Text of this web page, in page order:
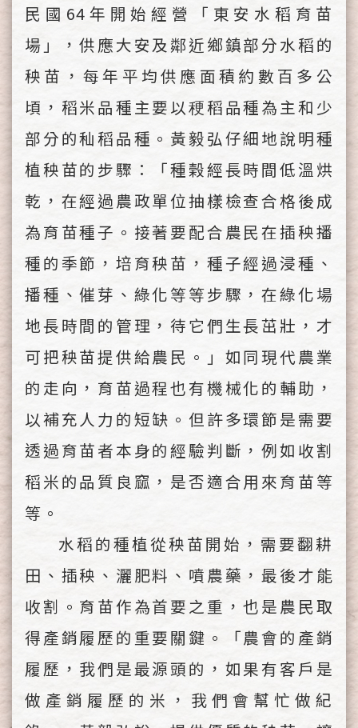
民國64年開始經營「東安水稻育苗
場」，供應大安及鄰近鄉鎮部分水稻的
秧苗，每年平均供應面積約數百多公
頃，稻米品種主要以稉稻品種為主和少
部分的秈稻品種。黃毅弘仔細地說明種
植秧苗的步驟：「種榖經長時間低溫烘
乾，在經過農政單位抽樣檢查合格後成
為育苗種子。接著要配合農民在插秧播
種的季節，培育秧苗，種子經過浸種、
播種、催芽、綠化等等步驟，在綠化場
地長時間的管理，待它們生長茁壯，才
可把秧苗提供給農民。」如同現代農業
的走向，育苗過程也有機械化的輔助，
以補充人力的短缺。但許多環節是需要
透過育苗者本身的經驗判斷，例如收割
稻米的品質良窳，是否適合用來育苗等
等。
水稻的種植從秧苗開始，需要翻耕
田、插秧、灑肥料、噴農藥，最後才能
收割。育苗作為首要之重，也是農民取
得產銷履歷的重要關鍵。「農會的產銷
履歷，我們是最源頭的，如果有客戶是
做產銷履歷的米，我們會幫忙做紀